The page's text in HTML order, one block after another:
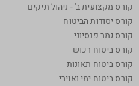
קורס מקצועית ב' - ניהול תיקים
קורס יסודות הביטוח
קורס גמר פנסיוני
קורס ביטוח רכוש
קורס ביטוח תאונות
קורס ביטוח ימי ואוירי